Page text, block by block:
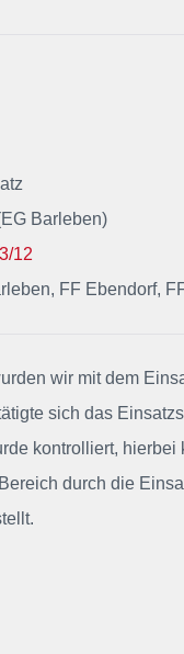
Barleben)
12
FF Ebendorf,
wir mit dem
sich das
kontrolliert,
durch die